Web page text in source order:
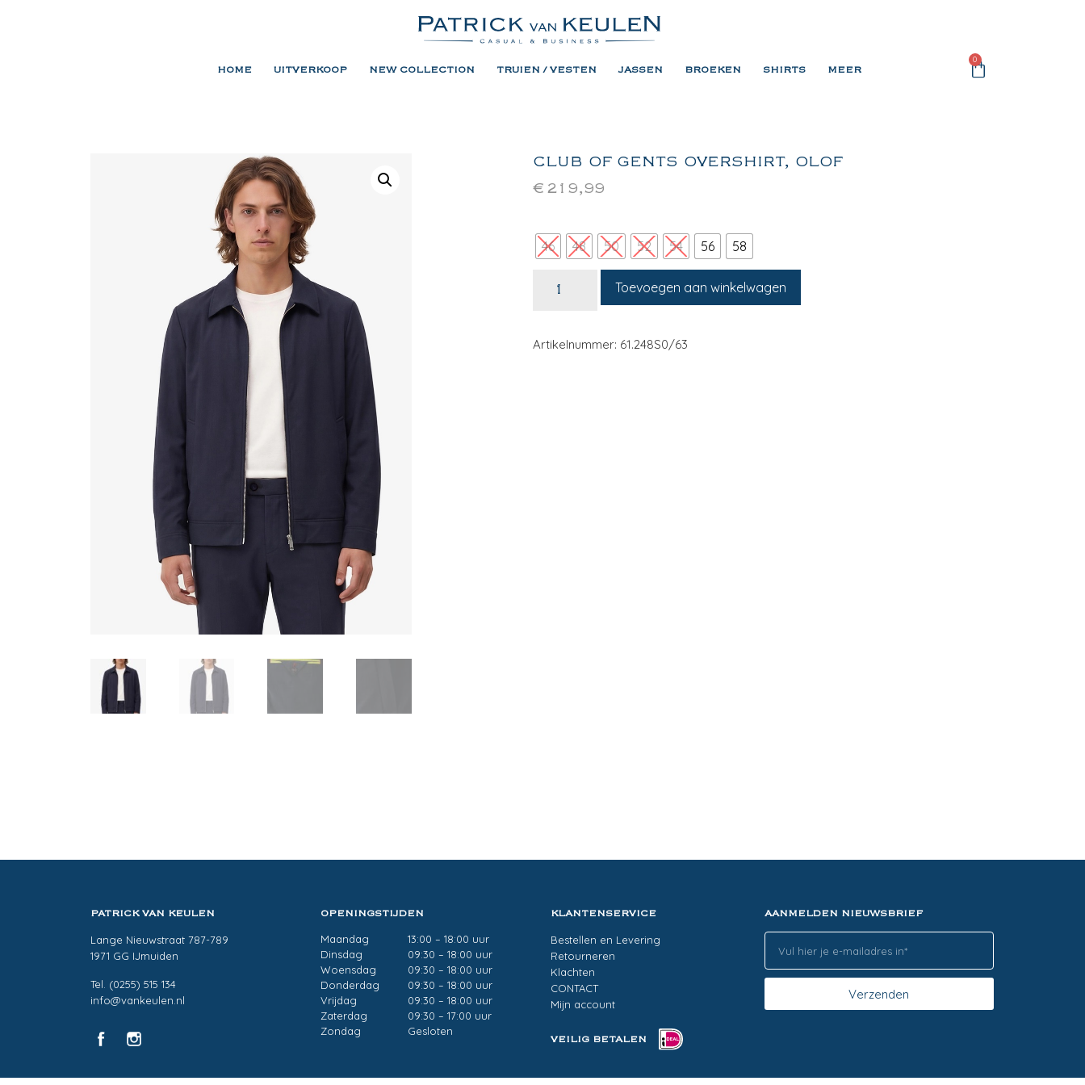
HOME UITVERKOOP NEW COLLECTION TRUIEN / VESTEN JASSEN BROEKEN SHIRTS MEER
0
CLUB OF GENTS OVERSHIRT, OLOF
€ 219,99
46 48 50 52 54 56 58
Toevoegen aan winkelwagen
Artikelnummer: 61.248S0/63
PATRICK VAN KEULEN
Lange Nieuwstraat 787-789
1971 GG IJmuiden
Tel. (0255) 515 134
info@vankeulen.nl
OPENINGSTIJDEN
Maandag
13:00 – 18:00 uur
Dinsdag
09:30 – 18:00 uur
Woensdag
09:30 – 18:00 uur
Donderdag
09:30 – 18:00 uur
Vrijdag
09:30 – 18:00 uur
Zaterdag
09:30 – 17:00 uur
Zondag
Gesloten
KLANTENSERVICE
Bestellen en Levering
Retourneren
Klachten
CONTACT
Mijn account
VEILIG BETALEN
AANMELDEN NIEUWSBRIEF
Verzenden